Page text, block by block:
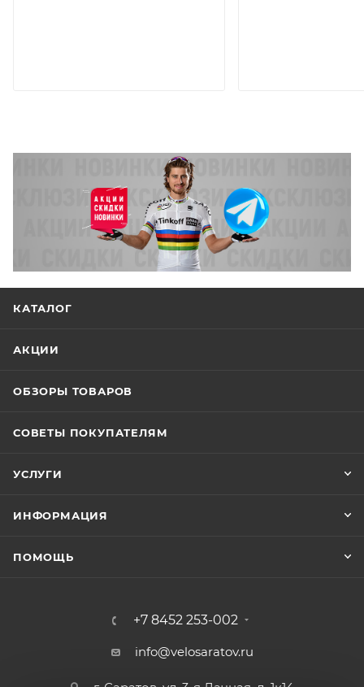
КАТАЛОГ
АКЦИИ
ОБЗОРЫ ТОВАРОВ
СОВЕТЫ ПОКУПАТЕЛЯМ
УСЛУГИ
ИНФОРМАЦИЯ
ПОМОЩЬ
+7 8452 253-002
info@velosaratov.ru